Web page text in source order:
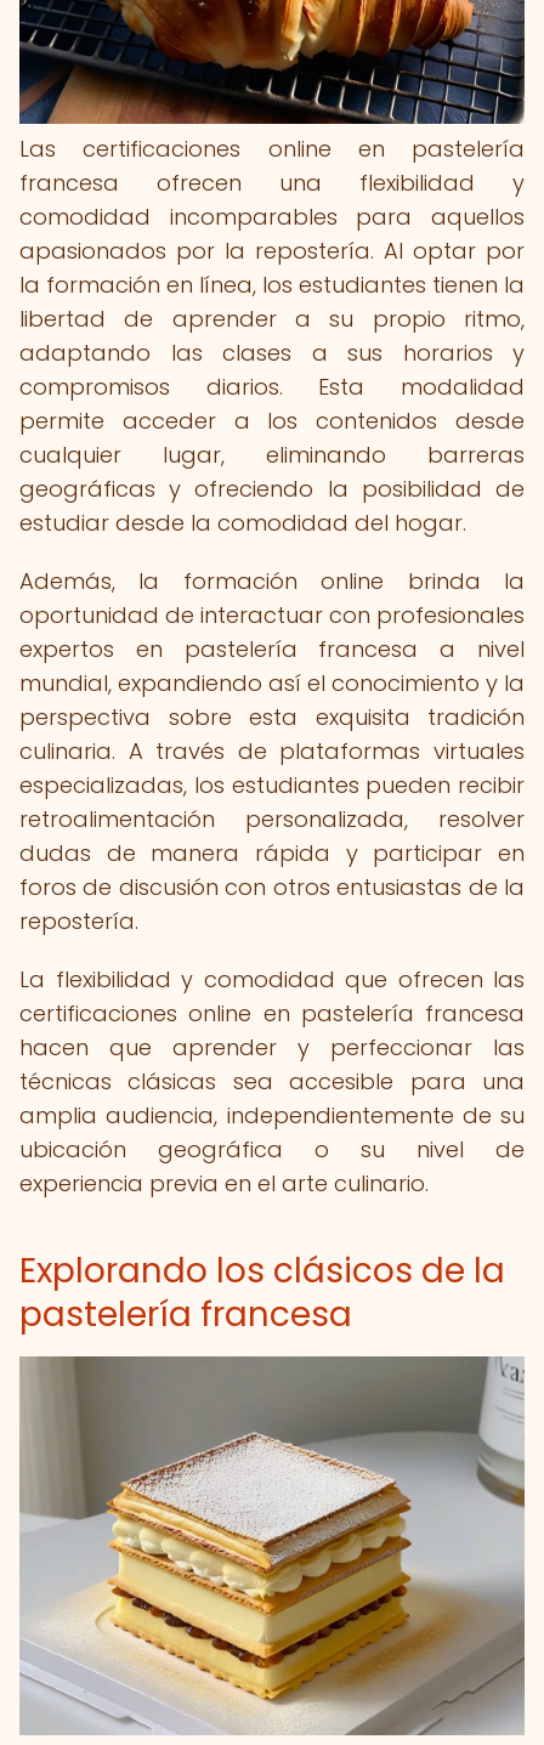
Las certificaciones online en pastelería
francesa ofrecen una flexibilidad y
comodidad incomparables para aquellos
apasionados por la repostería. Al optar por
la formación en línea, los estudiantes tienen la
libertad de aprender a su propio ritmo,
adaptando las clases a sus horarios y
compromisos diarios. Esta modalidad
permite acceder a los contenidos desde
cualquier lugar, eliminando barreras
geográficas y ofreciendo la posibilidad de
estudiar desde la comodidad del hogar.
Además, la formación online brinda la
oportunidad de interactuar con profesionales
expertos en pastelería francesa a nivel
mundial, expandiendo así el conocimiento y la
perspectiva sobre esta exquisita tradición
culinaria. A través de plataformas virtuales
especializadas, los estudiantes pueden recibir
retroalimentación personalizada, resolver
dudas de manera rápida y participar en
foros de discusión con otros entusiastas de la
repostería.
La flexibilidad y comodidad que ofrecen las
certificaciones online en pastelería francesa
hacen que aprender y perfeccionar las
técnicas clásicas sea accesible para una
amplia audiencia, independientemente de su
ubicación geográfica o su nivel de
experiencia previa en el arte culinario.
Explorando los clásicos de la
pastelería francesa